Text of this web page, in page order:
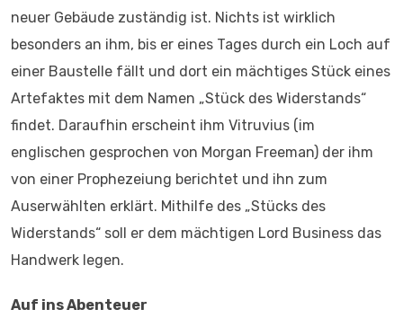
neuer Gebäude zuständig ist. Nichts ist wirklich
besonders an ihm, bis er eines Tages durch ein Loch auf
einer Baustelle fällt und dort ein mächtiges Stück eines
Artefaktes mit dem Namen „Stück des Widerstands“
findet. Daraufhin erscheint ihm Vitruvius (im
englischen gesprochen von Morgan Freeman) der ihm
von einer Prophezeiung berichtet und ihn zum
Auserwählten erklärt. Mithilfe des „Stücks des
Widerstands“ soll er dem mächtigen Lord Business das
Handwerk legen.
Auf ins Abenteuer